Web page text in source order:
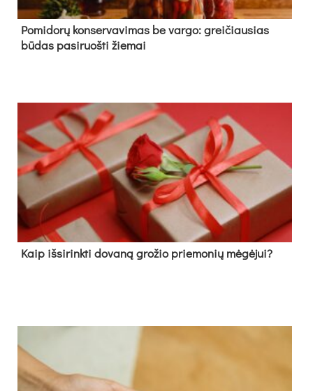
Pomidorų konservavimas be vargo: greičiausias
būdas pasiruošti žiemai
Kaip išsirinkti dovaną grožio priemonių mėgėjui?